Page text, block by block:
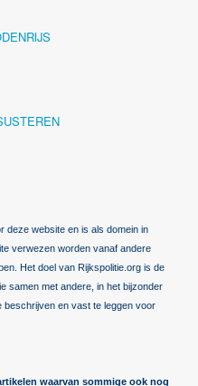
deze website en is als domein in
verwezen worden vanaf andere
Het doel van Rijkspolitie.org is de
samen met andere, in het bijzonder
beschrijven en vast te leggen voor
waarvan sommige ook nog